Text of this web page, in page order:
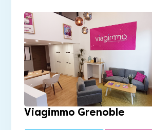
Viagimmo Grenoble